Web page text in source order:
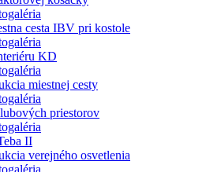
cesta IBV pri kostole
KD
miestnej cesty
priestorov
II
verejného osvetlenia